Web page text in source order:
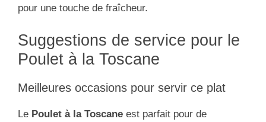
pour une touche de fraîcheur.
Suggestions de service pour le
Poulet à la Toscane
Meilleures occasions pour servir ce plat
Le Poulet à la Toscane est parfait pour de